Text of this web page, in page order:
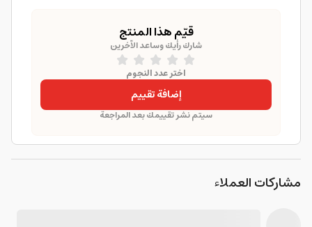
قيّم هذا المنتج
شارك رأيك وساعد الآخرين
اختر عدد النجوم
إضافة تقييم
سيتم نشر تقييمك بعد المراجعة
مشاركات العملاء